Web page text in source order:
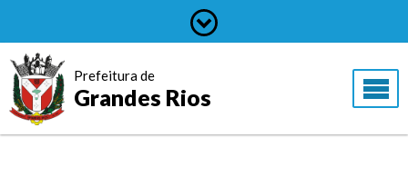
Prefeitura de
Grandes Rios